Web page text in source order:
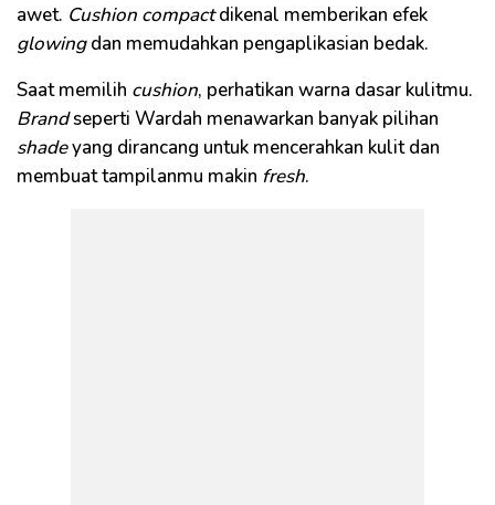
awet. Cushion compactdikenal memberikan efek
glowingdan memudahkan pengaplikasian bedak.
Saat memilih cushion, perhatikan warna dasar kulitmu.
Brandseperti Wardah menawarkan banyak pilihan
shadeyang dirancang untuk mencerahkan kulit dan
membuat tampilanmu makin fresh.